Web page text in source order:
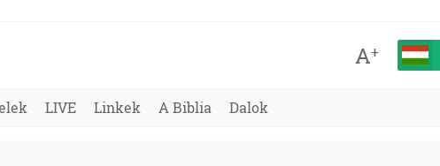
A+
LIVE Linkek A Biblia Dalok